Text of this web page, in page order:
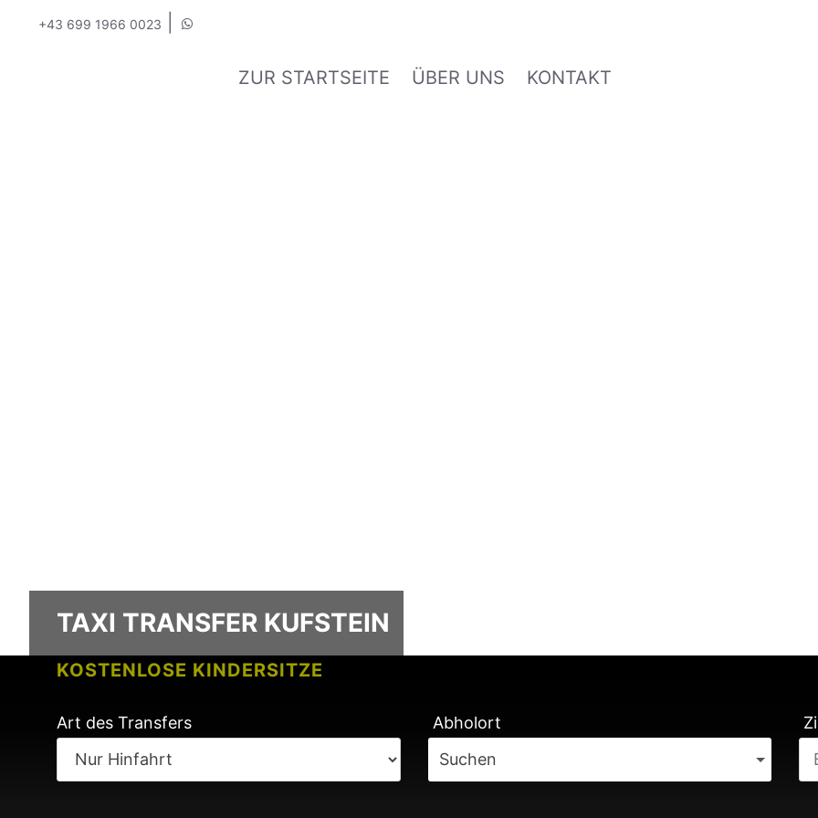
+43 699 1966 0023
ZUR STARTSEITE ÜBER UNS KONTAKT
KOSTENLOSE KINDERSITZE
KEINE GEBÜHREN BEI FLUGVERSPÄTUNG
TAXI TRANSFER KUFSTEIN
Art des Transfers
Abholort
Suchen